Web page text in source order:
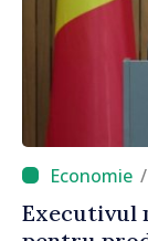
Executivul